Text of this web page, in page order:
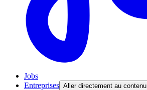
Jobs
Entreprises Aller directement au contenu